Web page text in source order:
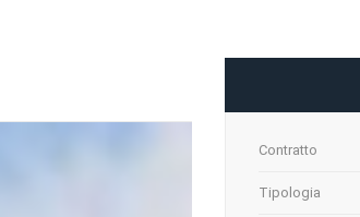
Contratto
Tipologia